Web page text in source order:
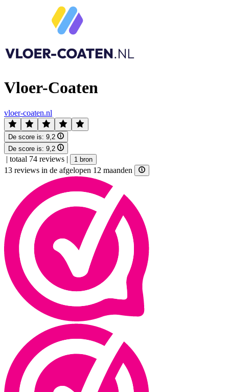
Vloer-Coaten
vloer-coaten.nl
De score is: 9,2
De score is: 9,2
| totaal 74 reviews | 1 bron
13 reviews in de afgelopen 12 maanden